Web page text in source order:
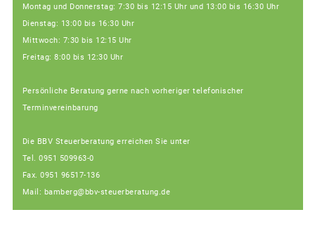
Montag und Donnerstag: 7:30 bis 12:15 Uhr und 13:00 bis 16:30 Uhr
Dienstag: 13:00 bis 16:30 Uhr
Mittwoch: 7:30 bis 12:15 Uhr
Freitag: 8:00 bis 12:30 Uhr
Persönliche Beratung gerne nach vorheriger telefonischer
Terminvereinbarung
Die BBV Steuerberatung erreichen Sie unter
Tel. 0951 509963-0
Fax. 0951 96517-136
Mail: bamberg@bbv-steuerberatung.de